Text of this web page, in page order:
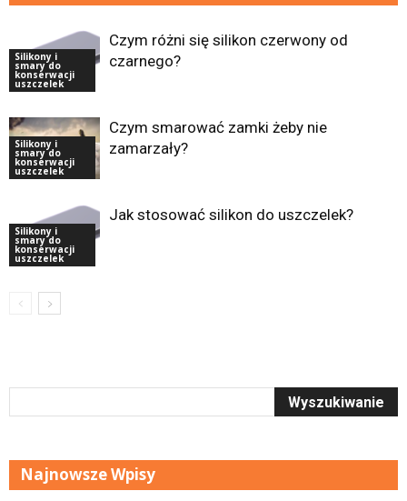
Silikony i
smary do
konserwacji
uszczelek
Czym różni się silikon czerwony od
czarnego?
Silikony i
smary do
konserwacji
uszczelek
Czym smarować zamki żeby nie
zamarzały?
Silikony i
smary do
konserwacji
uszczelek
Jak stosować silikon do uszczelek?
Najnowsze Wpisy